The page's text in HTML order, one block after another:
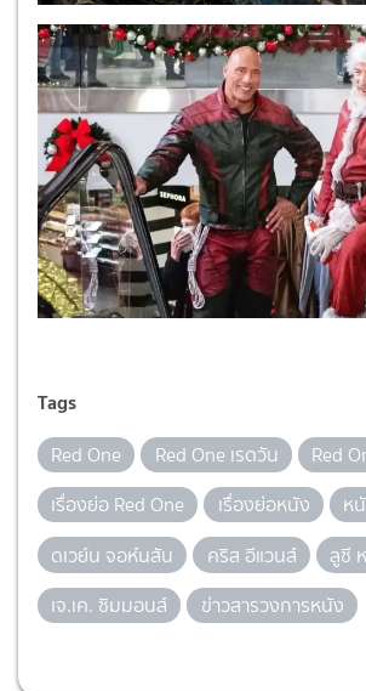
Tags
Red One Red One เรดวัน
Red
เรื่องย่อ Red One
เรื่องย่อหนัง
ห
ดเวย์น จอห์นสัน
คริส อีแวนส์
ลูซี
เจ.เค. ซิมมอนส์
ข่าวสารวงการหนัง